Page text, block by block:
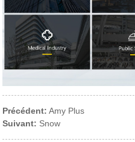
Précédent: Amy Plus
Suivant: Snow